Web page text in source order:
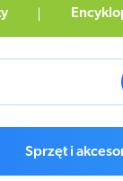
Sprzęt i